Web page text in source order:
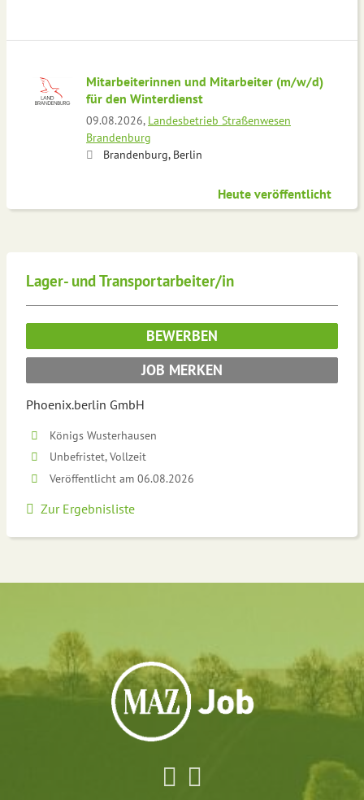
Mitarbeiterinnen und Mitarbeiter (m/w/d)
für den Winterdienst
09.08.2026, Landesbetrieb Straßenwesen
Brandenburg
Brandenburg, Berlin
Heute veröffentlicht
Lager- und Transportarbeiter/in
BEWERBEN
JOB MERKEN
Phoenix.berlin GmbH
Königs Wusterhausen
Unbefristet, Vollzeit
Veröffentlicht am 06.08.2026
Zur Ergebnisliste